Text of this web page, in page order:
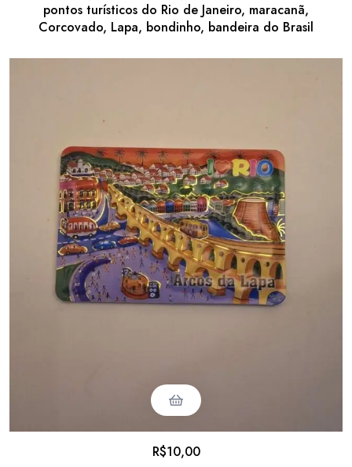
pontos turísticos do Rio de Janeiro, maracanã,
Corcovado, Lapa, bondinho, bandeira do Brasil
R$10,00